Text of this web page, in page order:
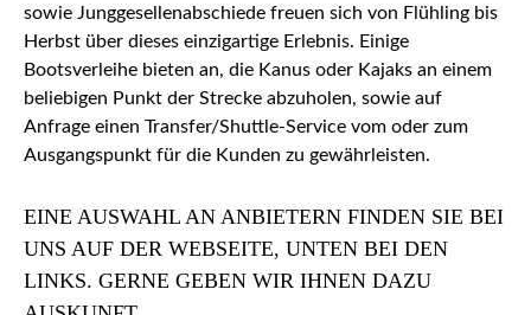
sowie Junggesellenabschiede freuen sich von Flühling bis
Herbst über dieses einzigartige Erlebnis. Einige
Bootsverleihe bieten an, die Kanus oder Kajaks an einem
beliebigen Punkt der Strecke abzuholen, sowie auf
Anfrage einen Transfer/Shuttle-Service vom oder zum
Ausgangspunkt für die Kunden zu gewährleisten.
EINE AUSWAHL AN ANBIETERN FINDEN SIE BEI
UNS AUF DER WEBSEITE, UNTEN BEI DEN
LINKS. GERNE GEBEN WIR IHNEN DAZU